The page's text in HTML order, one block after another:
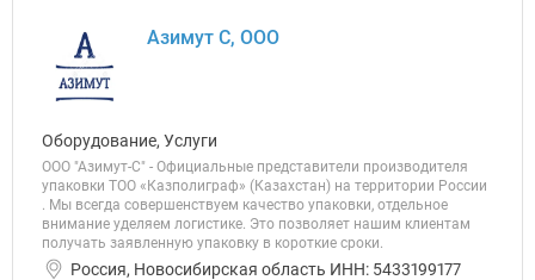
Азимут С, ООО
Оборудование, Услуги
ООО "Азимут-С" - Официальные представители производителя
упаковки ТОО «Казполиграф» (Казахстан) на территории России
. Мы всегда совершенствуем качество упаковки, отдельное
внимание уделяем логистике. Это позволяет нашим клиентам
получать заявленную упаковку в короткие сроки.
Россия, Новосибирская область ИНН: 5433199177